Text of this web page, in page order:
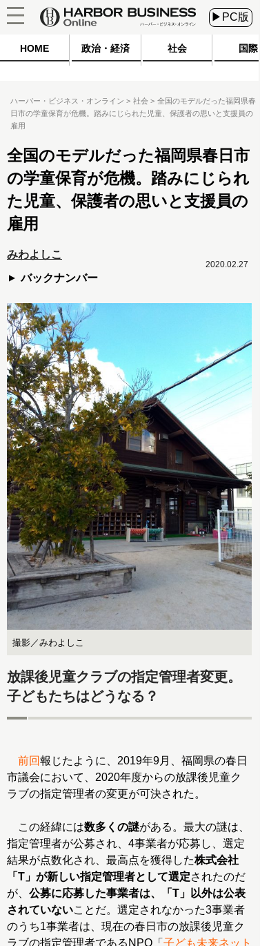
▶PC版
HOME 政治・経済 社会 国際
ハーバー・ビジネス・オンライン 社会
全国のモデルだった福岡県春
日市の学童保育が危機。踏みにじられた児童、保護者の思いと支援員の
雇用
全国のモデルだった福岡県春日市
の学童保育が危機。踏みにじられ
た児童、保護者の思いと支援員の
雇用
みわよしこ
バックナンバー
2020.02.27
撮影／みわよしこ
放課後児童クラブの指定管理者変更。
子どもたちはどうなる？
前回報じたように、2019年9月、福岡県の春日
市議会において、2020年度からの放課後児童ク
ラブの指定管理者の変更が可決された。
この経緯には数多くの謎がある。最大の謎は、
指定管理者が公募され、4事業者が応募し、選定
結果が点数化され、最高点を獲得した株式会社
「T」が新しい指定管理者として選定されたのだ
が、 公募に応募した事業者は、「T」以外は公表
されていないことだ。選定されなかった3事業者
のうち1事業者は、現在の春日市の放課後児童ク
ラブの指定管理者であるNPO「 子ども未来ネット